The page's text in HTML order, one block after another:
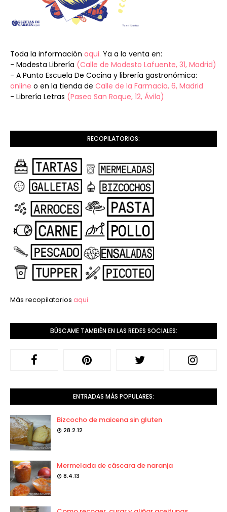
Toda la información aqui. Ya a la venta en:
- Modesta Librería (Calle de Modesto Lafuente, 31, Madrid)
- A Punto Escuela De Cocina y librería gastronómica:
online o en la tienda de Calle de la Farmacia, 6, Madrid
- Librería Letras (Paseo San Roque, 12, Ávila)
RECOPILATORIOS:
Más recopilatorios aqui
BÚSCAME TAMBIÉN EN LAS REDES SOCIALES:
ENTRADAS MÁS POPULARES:
Bizcocho de maicena sin gluten
28.2.12
Mermelada de cáscara de naranja
8.4.13